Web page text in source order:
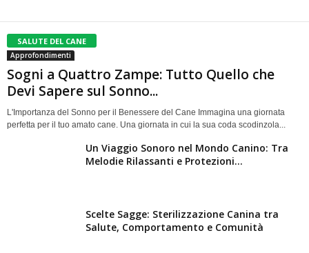
SALUTE DEL CANE
Approfondimenti
Sogni a Quattro Zampe: Tutto Quello che
Devi Sapere sul Sonno...
L'Importanza del Sonno per il Benessere del Cane Immagina una giornata
perfetta per il tuo amato cane. Una giornata in cui la sua coda scodinzola...
Un Viaggio Sonoro nel Mondo Canino: Tra
Melodie Rilassanti e Protezioni...
Scelte Sagge: Sterilizzazione Canina tra
Salute, Comportamento e Comunità